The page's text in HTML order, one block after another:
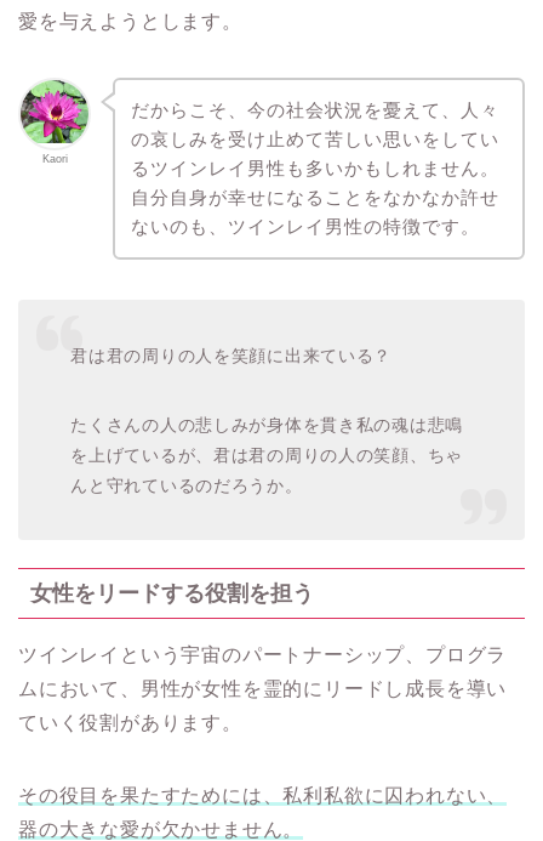
愛を与えようとします。
Kaori
だからこそ、今の社会状況を憂えて、人々
の哀しみを受け止めて苦しい思いをしてい
るツインレイ男性も多いかもしれません。
自分自身が幸せになることをなかなか許せ
ないのも、ツインレイ男性の特徴です。
君は君の周りの人を笑顔に出来ている？
たくさんの人の悲しみが身体を貫き私の魂は悲鳴
を上げているが、君は君の周りの人の笑顔、ちゃ
んと守れているのだろうか。
女性をリードする役割を担う
ツインレイという宇宙のパートナーシップ、プログラ
ムにおいて、男性が女性を霊的にリードし成長を導い
ていく役割があります。
その役目を果たすためには、私利私欲に囚われない、
器の大きな愛が欠かせません。